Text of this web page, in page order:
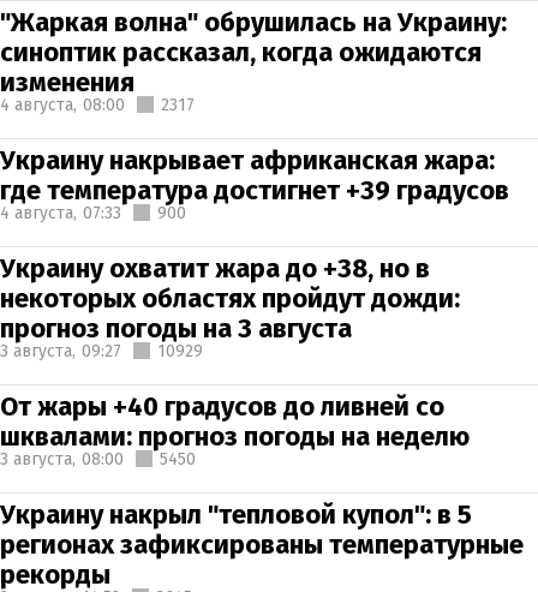
"Жаркая волна" обрушилась на Украину:
синоптик рассказал, когда ожидаются
изменения
4 августа, 08:00 2317
Украину накрывает африканская жара:
где температура достигнет +39 градусов
4 августа, 07:33 900
Украину охватит жара до +38, но в
некоторых областях пройдут дожди:
прогноз погоды на 3 августа
3 августа, 09:27 10929
От жары +40 градусов до ливней со
шквалами: прогноз погоды на неделю
3 августа, 08:00 5450
Украину накрыл "тепловой купол": в 5
регионах зафиксированы температурные
рекорды